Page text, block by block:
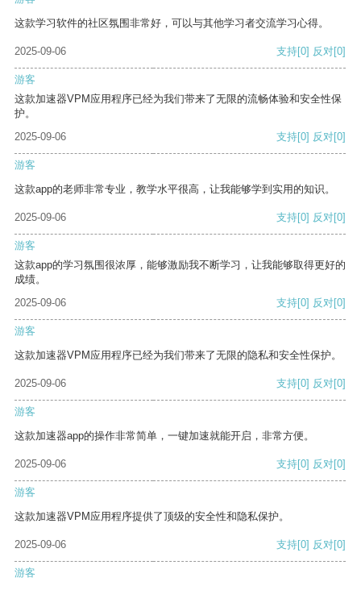
这款学习软件的社区氛围非常好，可以与其他学习者交流学习心得。
2025-09-06 支持[0] 反对[0]
游客
这款加速器VPM应用程序已经为我们带来了无限的流畅体验和安全性保
护。
2025-09-06
支持[0] 反对[0]
游客
这款app的老师非常专业，教学水平很高，让我能够学到实用的知识。
2025-09-06 支持[0] 反对[0]
游客
这款app的学习氛围很浓厚，能够激励我不断学习，让我能够取得更好的
成绩。
2025-09-06
支持[0] 反对[0]
游客
这款加速器VPM应用程序已经为我们带来了无限的隐私和安全性保护。
2025-09-06 支持[0] 反对[0]
游客
这款加速器app的操作非常简单，一键加速就能开启，非常方便。
2025-09-06 支持[0] 反对[0]
游客
这款加速器VPM应用程序提供了顶级的安全性和隐私保护。
2025-09-06 支持[0] 反对[0]
游客